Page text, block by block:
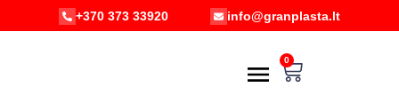
+370 373 33920 info@granplasta.lt
0